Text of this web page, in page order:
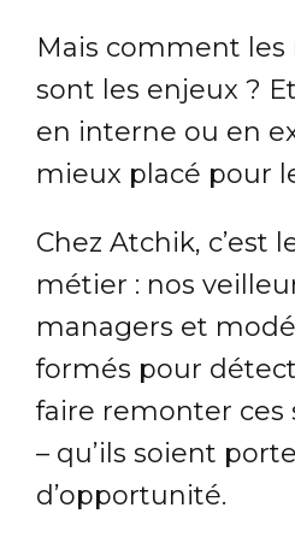
Mais comment les
sont les enjeux ?
en interne ou en
mieux placé pour
Chez Atchik,
métier : nos
managers et
formés pour
faire remonter ces
– qu’ils soient
d’opportunité.